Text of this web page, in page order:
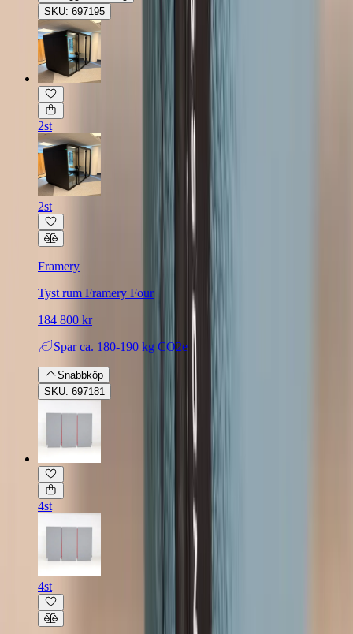
SKU: 697195
2st
2st
Framery
Tyst rum Framery Four
184 800 kr
Spar ca. 180-190 kg CO2e
Snabbköp
SKU: 697181
4st
4st